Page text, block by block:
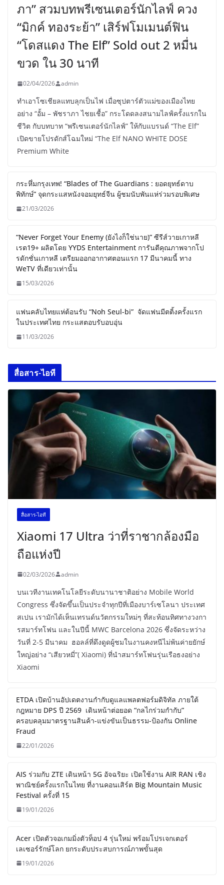
ภา” สวมบทพรีเซนเตอร์นักไลฟ์ ควง
“มิกค์ ทองระย้า” เสิร์ฟโมเมนต์ฟิน
“โดสแดง The Elf” Sold out 2 หมื่น
ขวด ใน 30 นาที
02/04/2026 admin
ทำเอาโซเชียลแทบลุกเป็นไฟ เมื่อซุปตาร์ตัวแม่ของเมืองไทย
อย่าง “อั้ม – พัชราภา ไชยเชื้อ” กระโดดลงสนามไลฟ์ครั้งแรกใน
ชีวิต กับบทบาท “พรีเซนเตอร์นักไลฟ์” ให้กับแบรนด์ “The Elf”
เปิดขายโปรดักส์โฉมใหม่ “The Elf NANO WHITE DOSE
Premium White
กระหึ่มกรุงเทพ! “Blades of The Guardians : ยอดยุทธ์ดาบ
พิทักษ์” จุดกระแสหนังจอมยุทธ์จีน ผู้ชมนับพันแห่ร่วมรอบพิเศษ
21/03/2026
“Never Forget Your Enemy (ยังไงก็ใช่นาย)” ซีรีส์วายเกาหลี
เรต19+ ผลิตโดย YYDS Entertainment การันตีคุณภาพจากโป
รดักชั่นเกาหลี เตรียมออกอากาศตอนแรก 17 มีนาคมนี้ ทาง
WeTV ที่เดียวเท่านั้น
15/03/2026
แฟนคลับไทยแห่ต้อนรับ “Noh Seul-bi” จัดแฟนมีตติ้งครั้งแรก
ในประเทศไทย กระแสตอบรับอบอุ่น
11/03/2026
สื่อสาร-ไอที
สื่อสาร-ไอที
Xiaomi 17 Ultra ว่าที่ราชากล้องมือ
ถือแห่งปี
02/03/2026 admin
บนเวทีงานเทคโนโลยีระดับนานาชาติอย่าง Mobile World
Congress ซึ่งจัดขึ้นเป็นประจำทุกปีที่เมืองบาร์เซโลนา ประเทศ
สเปน เรามักได้เห็นเทรนด์นวัตกรรมใหม่ๆ ที่สะท้อนทิศทางวงกา
รสมาร์ทโฟน และในปีนี้ MWC Barcelona 2026 ซึ่งจัดระหว่าง
วันที่ 2-5 มีนาคม ฮอลล์ที่ดึงดูดผู้ชมในงานคงหนีไม่พ้นค่ายยักษ์
ใหญ่อย่าง “เสียวหมี่”( Xiaomi) ที่นำสมาร์ทโฟนรุ่นเรือธงอย่าง
Xiaomi
ETDA เปิดบ้านอัปเดตงานกำกับดูแลแพลตฟอร์มดิจิทัล ภายใต้
กฎหมาย DPS ปี 2569 เดินหน้าต่อยอด “กลไกร่วมกำกับ”
ครอบคลุมมาตรฐานสินค้า-แข่งขันเป็นธรรม-ป้องกัน Online
Fraud
22/01/2026
AIS ร่วมกับ ZTE เดินหน้า 5G อัจฉริยะ เปิดใช้งาน AIR RAN เชิง
พาณิชย์ครั้งแรกในไทย ที่งานคอนเสิร์ต Big Mountain Music
Festival ครั้งที่ 15
19/01/2026
Acer เปิดตัวจอเกมมิ่งตัวท็อป 4 รุ่นใหม่ พร้อมโปรเจกเตอร์
เลเซอร์รักษ์โลก ยกระดับประสบการณ์ภาพขั้นสุด
19/01/2026